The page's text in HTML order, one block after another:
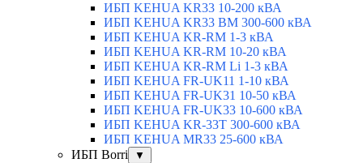
ИБП KEHUA KR33 10-200 кВА
ИБП KEHUA KR33 BM 300-600 кВА
ИБП KEHUA KR-RM 1-3 кВА
ИБП KEHUA KR-RM 10-20 кВА
ИБП KEHUA KR-RM Li 1-3 кВА
ИБП KEHUA FR-UK11 1-10 кВА
ИБП KEHUA FR-UK31 10-50 кВА
ИБП KEHUA FR-UK33 10-600 кВА
ИБП KEHUA KR-33T 300-600 кВА
ИБП KEHUA MR33 25-600 кВА
ИБП Borri
▼